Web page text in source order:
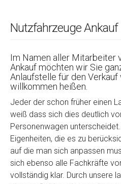
Nutzfahrzeuge Ankauf
Im Namen aller Mitarbeiter
Ankauf möchten wir Sie
Anlaufstelle für den Verkauf
willkommen heißen.
Jeder der schon früher einen
weiß dass sich dies deutlich
Personenwagen
Eigenheiten, die es zu
auf die man sich anpassen
sich ebenso alle Fachkräfte
vollständig klar. Durch unsere